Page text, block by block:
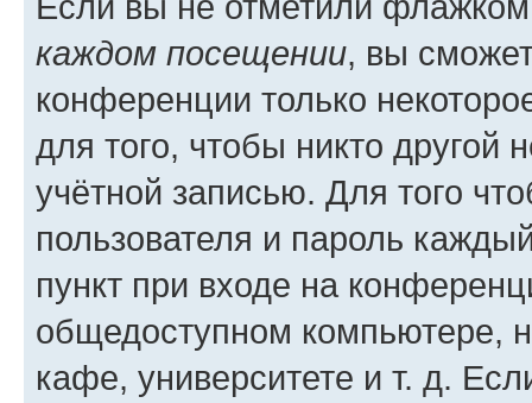
каждом посещении, вы
конференции только
для того, чтобы никто другой
учётной записью. Для того
пользователя и пароль
пункт при входе на
общедоступном компьютере,
кафе, университете и т. д.